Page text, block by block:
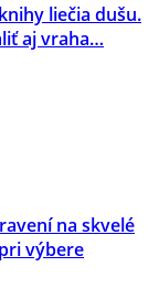
liečia dušu.
aj vraha…
na skvelé
výbere